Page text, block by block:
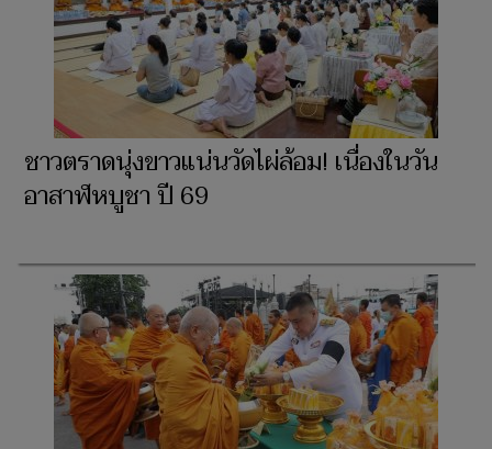
ชาวตราดนุ่งขาวแน่นวัดไผ่ล้อม! เนื่องในวัน
อาสาฬหบูชา ปี 69